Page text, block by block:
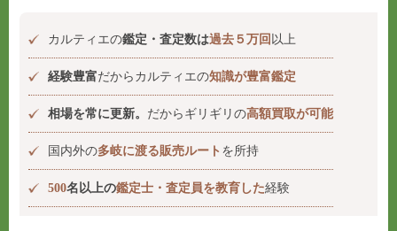
カルティエの鑑定・査定数は過去５万回 以上
経験豊富だからカルティエの知識が豊富鑑定
相場を常に更新。 だからギリギリの高額買取が可能
国内外の多岐に渡る販売ルート を所持
500名以上の鑑定士・査定員を教育した経験